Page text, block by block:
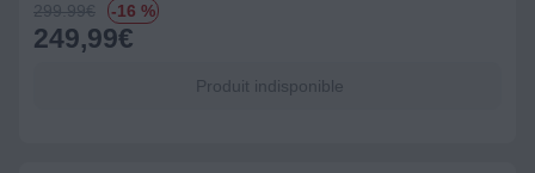
299.99€ -16 %
249,99€
Produit indisponible